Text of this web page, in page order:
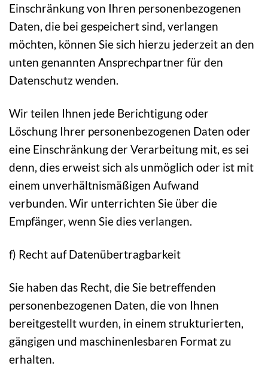
Einschränkung von Ihren personenbezogenen
Daten, die bei gespeichert sind, verlangen
möchten, können Sie sich hierzu jederzeit an den
unten genannten Ansprechpartner für den
Datenschutz wenden.
Wir teilen Ihnen jede Berichtigung oder
Löschung Ihrer personenbezogenen Daten oder
eine Einschränkung der Verarbeitung mit, es sei
denn, dies erweist sich als unmöglich oder ist mit
einem unverhältnismäßigen Aufwand
verbunden. Wir unterrichten Sie über die
Empfänger, wenn Sie dies verlangen.
f) Recht auf Datenübertragbarkeit
Sie haben das Recht, die Sie betreffenden
personenbezogenen Daten, die von Ihnen
bereitgestellt wurden, in einem strukturierten,
gängigen und maschinenlesbaren Format zu
erhalten.